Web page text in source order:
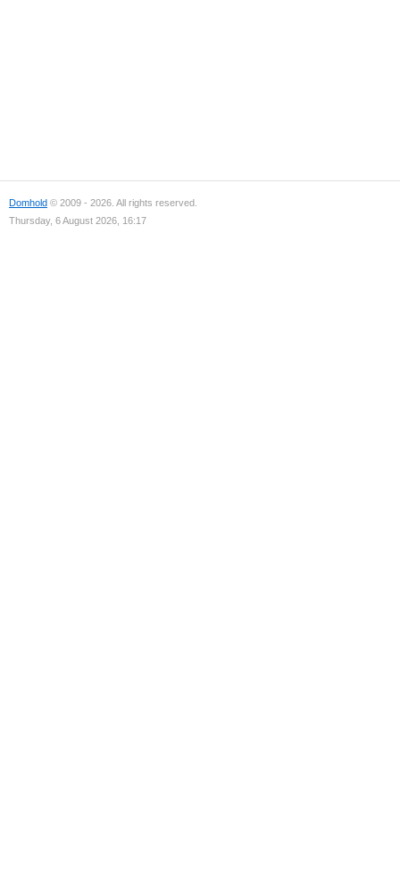
Domhold © 2009 - 2026. All rights reserved.
Thursday, 6 August 2026, 16:17